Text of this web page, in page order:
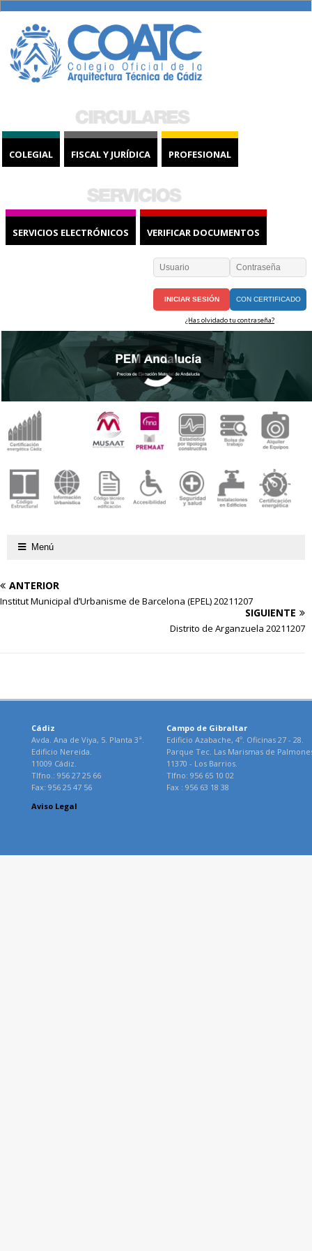
COLEGIAL FISCAL Y JURÍDICA PROFESIONAL
SERVICIOS ELECTRÓNICOS VERIFICAR DOCUMENTOS
CON CERTIFICADO
¿Has olvidado tu contraseña?
Menú
ANTERIOR
Institut Municipal d’Urbanisme de Barcelona (EPEL) 20211207
SIGUIENTE
Distrito de Arganzuela 20211207
Cádiz
Avda. Ana de Viya, 5. Planta 3ª.
Edificio Nereida.
11009 Cádiz.
Tlfno.: 956 27 25 66
Fax: 956 25 47 56
Campo de Gibraltar
Edificio Azabache, 4º. Oficinas 27 - 28.
Parque Tec. Las Marismas de
11370 - Los Barrios.
Tlfno: 956 65 10 02
Fax : 956 63 18 38
Aviso Legal